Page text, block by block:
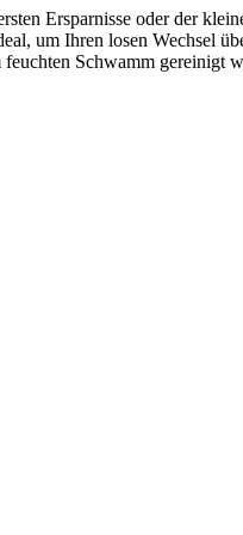
Ersparnisse oder der
um Ihren losen Wechsel
Schwamm gereinigt